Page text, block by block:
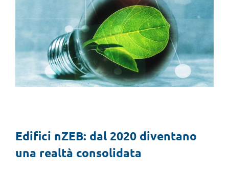
Servizi al Cliente
Usato garantito
Case History
Edifici nZEB: dal 2020 diventano
una realtà consolidata